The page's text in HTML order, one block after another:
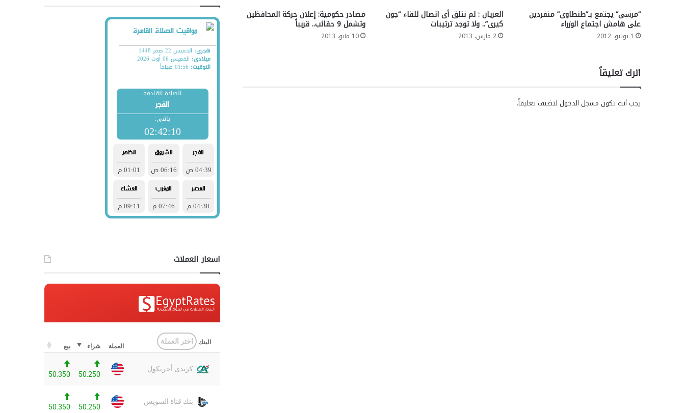
“مرسى” يجتمع بـ”طنطاوى” منفردين
على هامش اجتماع الوزراء
1 يوليو، 2012
العريان : لم نتلق أى اتصال للقاء “جون
كيرى”.. ولا توجد ترتيبات
2 مارس، 2013
مصادر حكومية: إعلان حركة المحافظين
وتشمل 9 حقائب.. قريباً
10 مايو، 2013
اترك تعليقاً
يجب أنت تكون مسجل الدخول لتضيف تعليقاً.
اسعار العملات